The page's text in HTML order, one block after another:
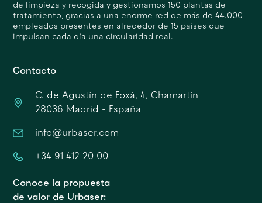
de limpieza y recogida y gestionamos 150 plantas de
tratamiento, gracias a una enorme red de más de 44.000
empleados presentes en alrededor de 15 países que
impulsan cada día una circularidad real.
Contacto
C. de Agustín de Foxá, 4, Chamartín
28036 Madrid - España
info@urbaser.com
+34 91 412 20 00
Conoce la propuesta
de valor de Urbaser: